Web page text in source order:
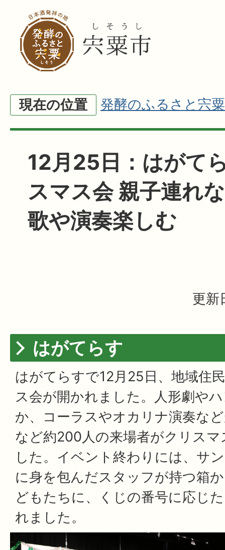
現在の位置 発酵のふるさと宍粟
12月25日：はがて
スマス会 親子連れ
歌や演奏楽しむ
更新
はがてらす
はがてらすで12月25日、地域住
ス会が開かれました。人形劇や
か、コーラスやオカリナ演奏な
など約200人の来場者がクリス
した。イベント終わりには、サ
に身を包んだスタッフが持つ箱
どもたちに、くじの番号に応じ
れました。